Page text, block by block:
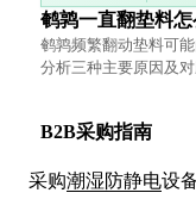
鹌鹑一直翻垫料
鹌鹑频繁翻动垫料可
分析三种主要原因及
B2B采购指南
采购潮湿防静电设